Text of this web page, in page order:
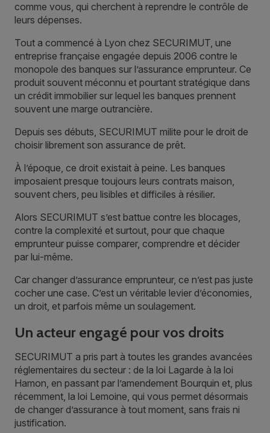
comme vous, qui cherchent à reprendre le contrôle de
leurs dépenses.
Tout a commencé à Lyon chez SECURIMUT, une
entreprise française engagée depuis 2006 contre le
monopole des banques sur l’assurance emprunteur. Ce
produit souvent méconnu et pourtant stratégique dans
un crédit immobilier sur lequel les banques prennent
souvent une marge outrancière.
Depuis ses débuts, SECURIMUT milite pour le droit de
choisir librement son assurance de prêt.
À l’époque, ce droit existait à peine. Les banques
imposaient presque toujours leurs contrats maison,
souvent chers, peu lisibles et difficiles à résilier.
Alors SECURIMUT s’est battue contre les blocages,
contre la complexité et surtout, pour que chaque
emprunteur puisse comparer, comprendre et décider
par lui-même.
Car changer d’assurance emprunteur, ce n’est pas juste
cocher une case. C’est un véritable levier d’économies,
un droit, et parfois même un soulagement.
Un acteur engagé pour vos droits
SECURIMUT a pris part à toutes les grandes avancées
réglementaires du secteur : de la loi Lagarde à la loi
Hamon, en passant par l’amendement Bourquin et, plus
récemment, la loi Lemoine, qui vous permet désormais
de changer d’assurance à tout moment, sans frais ni
justification.